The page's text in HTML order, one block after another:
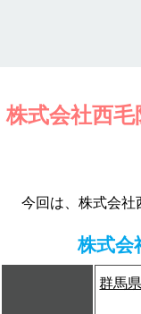
株式会社西
今回は、株式会社
株式会
群馬